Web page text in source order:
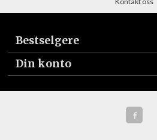
Bestselgere
Din konto